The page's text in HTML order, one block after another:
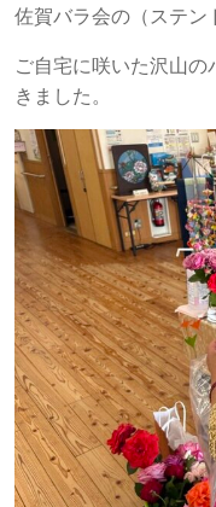
佐賀バラ会の（ステン
ご自宅に咲いた沢山
きました。